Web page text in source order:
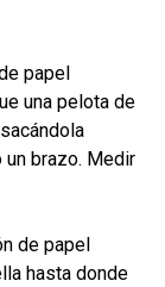
papel
una pelota de
brazo. Medir
de papel
hasta donde